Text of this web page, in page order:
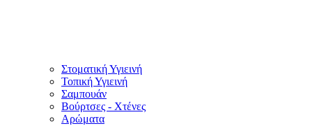
Στοματική Υγιεινή
Τοπική Υγιεινή
Σαμπουάν
Βούρτσες - Χτένες
Αρώματα